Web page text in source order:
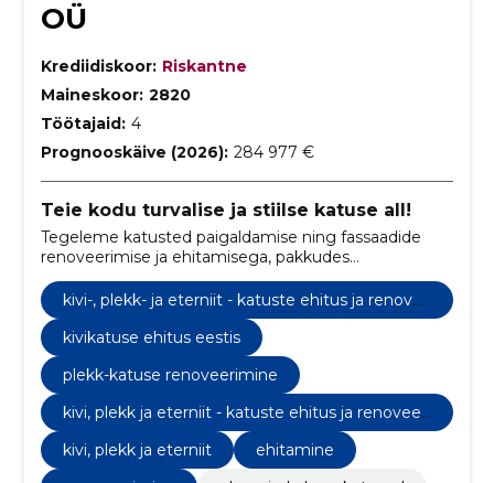
OÜ
Krediidiskoor: Riskantne
Maineskoor: 2820
Töötajaid: 4
Prognooskäive (2026): 284 977 €
Teie kodu turvalise ja stiilse katuse all!
Tegeleme katusted paigaldamise ning fassaadide
renoveerimise ja ehitamisega, pakkudes
kõrgekvaliteedilist meisterlikkust ja pühendumust
klientide ootuste ületamiseks.
kivi-, plekk- ja eterniit - katuste ehitus ja renove
kivikatuse ehitus eestis
plekk-katuse renoveerimine
kivi, plekk ja eterniit - katuste ehitus ja renoveeri
kivi, plekk ja eterniit
ehitamine